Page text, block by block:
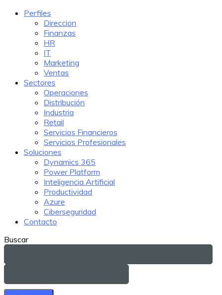
Perfiles
Direccion
Finanzas
HR
IT
Marketing
Ventas
Sectores
Operaciones
Distribución
Industria
Retail
Servicios Financieros
Servicios Profesionales
Soluciones
Dynamics 365
Power Platform
Inteligencia Artificial
Productividad
Azure
Ciberseguridad
Contacto
Buscar